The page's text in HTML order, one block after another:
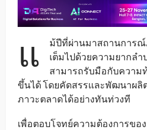
แ
ม้ปีที่ผ่านมาสถานการ
เต็มไปด้วยความยากลำ
สามารถรับมือกับความ
ขึ้นได้ โดยคัดสรรและพัฒนาผ
ภาวะตลาดได้อย่างทันท่วงที
เพื่อตอบโจทย์ความต้องการขอ